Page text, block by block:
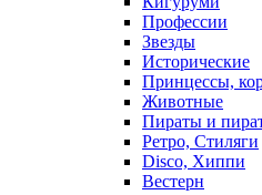
Профессии
Звезды
Исторические
Принцессы,
Животные
Пираты и
Ретро, Стиляги
Disco, Хиппи
Вестерн